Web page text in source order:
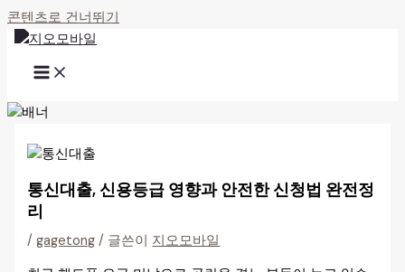
콘텐츠로 건너뛰기
통신대출, 신용등급 영향과 안전한 신청법 완전정
리
/gagetong / 글쓴이 지오모바일